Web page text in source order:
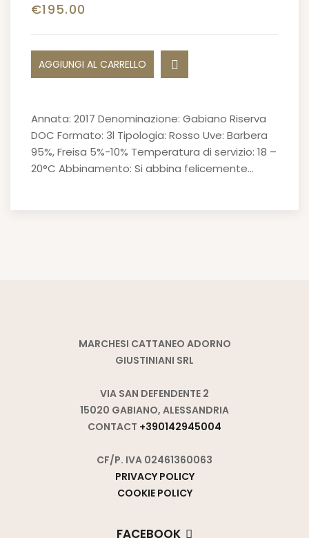
€195.00
AGGIUNGI AL CARRELLO
Annata: 2017 Denominazione: Gabiano Riserva
DOC Formato: 3l Tipologia: Rosso Uve: Barbera
95%, Freisa 5%-10% Temperatura di servizio: 18 –
20°C Abbinamento: Si abbina felicemente…
MARCHESI CATTANEO ADORNO
GIUSTINIANI SRL
VIA SAN DEFENDENTE 2
15020 GABIANO, ALESSANDRIA
CONTACT +390142945004
CF/P. IVA 02461360063
PRIVACY POLICY
COOKIE POLICY
FACEBOOK